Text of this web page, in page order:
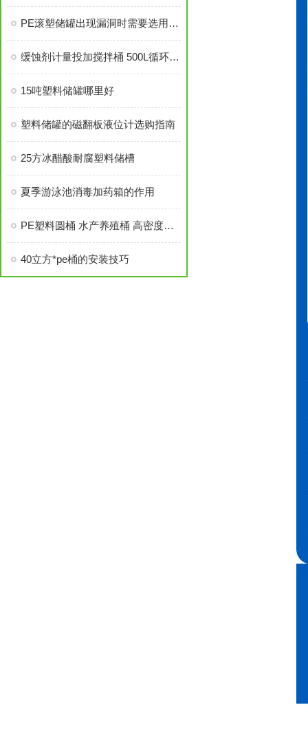
PE滚塑储罐出现漏洞时需要选用与储罐罐壁同种的质料进行填充修复
缓蚀剂计量投加搅拌桶 500L循环水处理加药箱
15吨塑料储罐哪里好
塑料储罐的磁翻板液位计选购指南
25方冰醋酸耐腐塑料储槽
夏季游泳池消毒加药箱的作用
PE塑料圆桶 水产养殖桶 高密度循环水养殖应用
40立方*pe桶的安装技巧